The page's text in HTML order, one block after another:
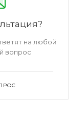
на любой
вопрос